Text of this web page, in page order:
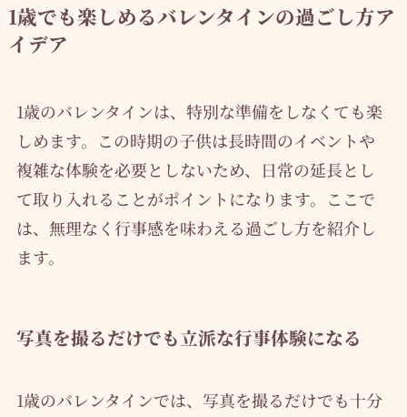
1歳でも楽しめるバレンタインの過ごし方ア
イデア
1歳のバレンタインは、特別な準備をしなくても楽
しめます。この時期の子供は長時間のイベントや
複雑な体験を必要としないため、日常の延長とし
て取り入れることがポイントになります。ここで
は、無理なく行事感を味わえる過ごし方を紹介し
ます。
写真を撮るだけでも立派な行事体験になる
1歳のバレンタインでは、写真を撮るだけでも十分